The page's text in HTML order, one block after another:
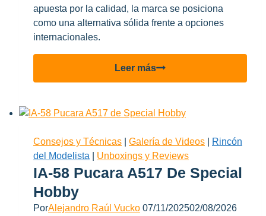
apuesta por la calidad, la marca se posiciona
como una alternativa sólida frente a opciones
internacionales.
Leer másKomboloi:
una
argentina
expande
el
universo
del
Consejos y Técnicas Galería de Videos
Rincón
del Modelista
Unboxings y Reviews
IA-58 Pucara A517 De Special
Hobby
PorAlejandro Raúl Vucko 07/11/202502/08/2026